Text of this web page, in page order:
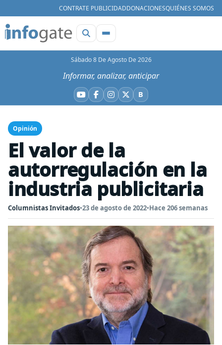
CONTRATE PUBLICIDADDONACIONESQUIÉNES SOMOS
Sábado 8 De Agosto De 2026
Informar, analizar, anticipar
YouTube
Facebook
Instagram
X BBluesky
Opinión
El valor de la
autorregulación en la
industria publicitaria
Columnistas Invitados•23 de agosto de 2022•Hace 206 semanas